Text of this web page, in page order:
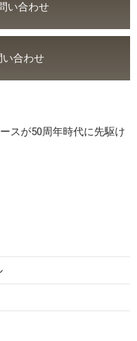
い合わせ
い合わせ
スが50周年時代に先駆け